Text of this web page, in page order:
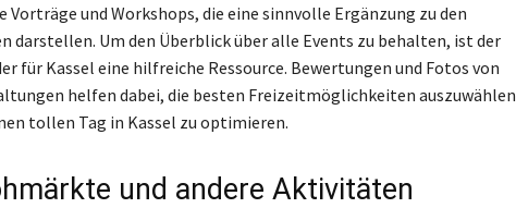
Vorträge und Workshops, die eine sinnvolle Ergänzung zu den
Um den Überblick über alle Events zu behalten, ist der
für Kassel eine hilfreiche Ressource. Bewertungen und Fotos von
helfen dabei, die besten Freizeitmöglichkeiten auszuwählen
tollen Tag in Kassel zu optimieren.
und andere Aktivitäten